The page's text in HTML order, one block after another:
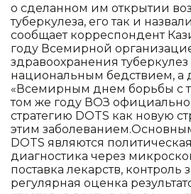
о сделанном им открытии
туберкулеза, его так и
сообщает корреспондент
году Всемирной
здравоохранения
национальным бедствием, а
«Всемирным днем борьбы с
том же году ВОЗ
стратегию DOTS как новую
этим
DOTS являются
диагностика через
поставка лекарств, контроль
регулярная оценка